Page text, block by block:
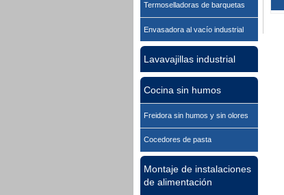
Termoselladoras de barquetas
Envasadora al vacío industrial
Lavavajillas industrial
Cocina sin humos
Freidora sin humos y sin olores
Cocedores de pasta
Montaje de instalaciones
de alimentación